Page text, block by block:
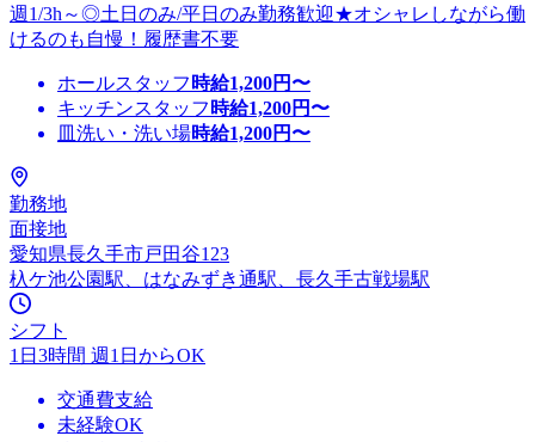
週1/3h～◎土日のみ/平日のみ勤務歓迎★オシャレしながら働
けるのも自慢！履歴書不要
ホールスタッフ 時給1,200円〜
キッチンスタッフ 時給1,200円〜
皿洗い・洗い場時給1,200円〜
勤務地
面接地
愛知県長久手市戸田谷123
杁ケ池公園駅、はなみずき通駅、長久手古戦場駅
シフト
1日3時間 週1日からOK
交通費支給
未経験OK